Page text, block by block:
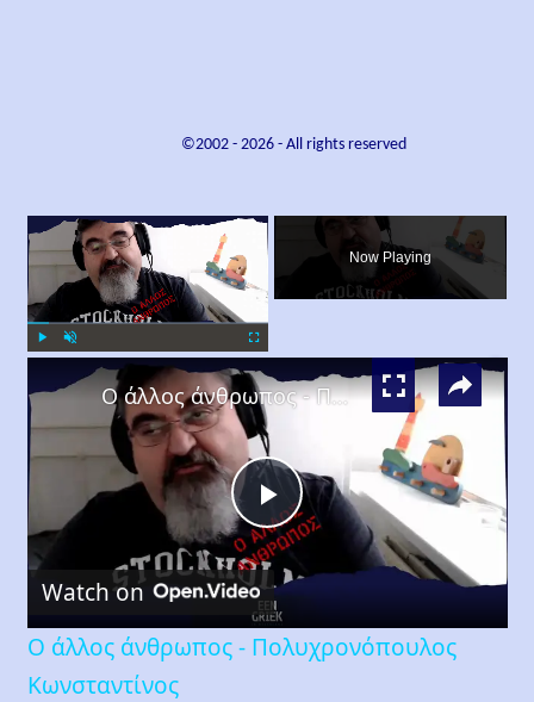
©2002 - 2026- All rights reserved
×
Now Playing
×
Play
Video
Ο άλλος άνθρωπος - Πολυχρονόπουλος Κωνσταντίνος
Watch on
Ο άλλος άνθρωπος - Πολυχρονόπουλος
Κωνσταντίνος